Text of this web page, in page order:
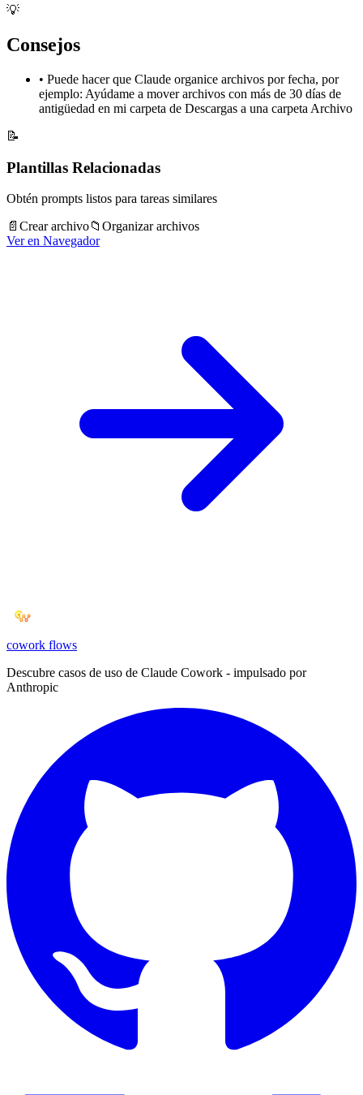
💡
Consejos
• Puede hacer que Claude organice archivos por fecha, por
ejemplo: Ayúdame a mover archivos con más de 30 días de
antigüedad en mi carpeta de Descargas a una carpeta Archivo
📝
Plantillas Relacionadas
Obtén prompts listos para tareas similares
📄 Crear archivo📁 Organizar archivos
Ver en Navegador
cowork flows
Descubre casos de uso de Claude Cowork - impulsado por
Anthropic